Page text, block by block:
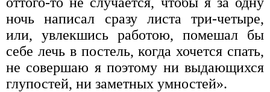
ночь написал сразу листа три-четыре,
или, увлекшись работою, помешал бы
себе лечь в постель, когда хочется спать,
не совершаю я поэтому ни выдающихся
глупостей, ни заметных умностей».